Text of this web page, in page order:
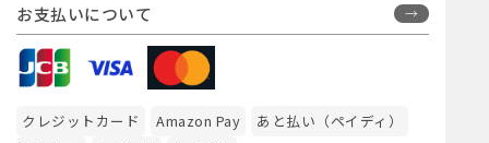
お支払いについて
クレジットカード Amazon Pay
あと払い（ペイディ）